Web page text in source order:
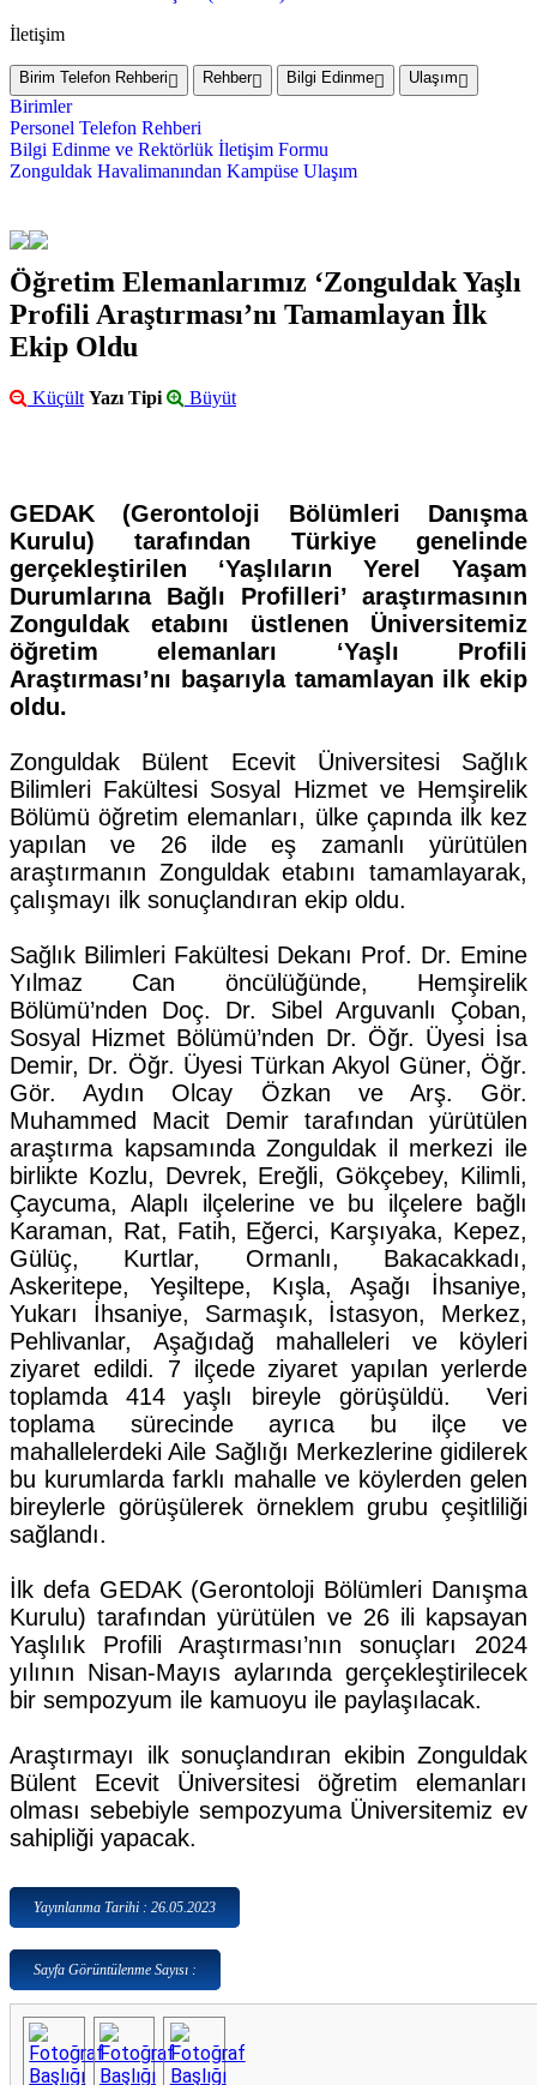
İletişim
Birim Telefon Rehberi Rehber Bilgi Edinme Ulaşım
Birimler
Personel Telefon Rehberi
Bilgi Edinme ve Rektörlük İletişim Formu
Zonguldak Havalimanından Kampüse Ulaşım
Öğretim Elemanlarımız ‘Zonguldak Yaşlı
Profili Araştırması’nı Tamamlayan İlk
Ekip Oldu
Küçült Yazı Tipi Büyüt
GEDAK (Gerontoloji Bölümleri Danışma
Kurulu) tarafından Türkiye genelinde
gerçekleştirilen ‘Yaşlıların Yerel Yaşam
Durumlarına Bağlı Profilleri’ araştırmasının
Zonguldak etabını üstlenen Üniversitemiz
öğretim elemanları ‘Yaşlı Profili
Araştırması’nı başarıyla tamamlayan ilk ekip
oldu.
Zonguldak Bülent Ecevit Üniversitesi Sağlık
Bilimleri Fakültesi Sosyal Hizmet ve Hemşirelik
Bölümü öğretim elemanları, ülke çapında ilk kez
yapılan ve 26 ilde eş zamanlı yürütülen
araştırmanın Zonguldak etabını tamamlayarak,
çalışmayı ilk sonuçlandıran ekip oldu.
Sağlık Bilimleri Fakültesi Dekanı Prof. Dr. Emine
Yılmaz Can öncülüğünde, Hemşirelik
Bölümü’nden Doç. Dr. Sibel Arguvanlı Çoban,
Sosyal Hizmet Bölümü’nden Dr. Öğr. Üyesi İsa
Demir, Dr. Öğr. Üyesi Türkan Akyol Güner, Öğr.
Gör. Aydın Olcay Özkan ve Arş. Gör.
Muhammed Macit Demir tarafından yürütülen
araştırma kapsamında Zonguldak il merkezi ile
birlikte Kozlu, Devrek, Ereğli, Gökçebey, Kilimli,
Çaycuma, Alaplı ilçelerine ve bu ilçelere bağlı
Karaman, Rat, Fatih, Eğerci, Karşıyaka, Kepez,
Gülüç, Kurtlar, Ormanlı, Bakacakkadı,
Askeritepe, Yeşiltepe, Kışla, Aşağı İhsaniye,
Yukarı İhsaniye, Sarmaşık, İstasyon, Merkez,
Pehlivanlar, Aşağıdağ mahalleleri ve köyleri
ziyaret edildi. 7 ilçede ziyaret yapılan yerlerde
toplamda 414 yaşlı bireyle görüşüldü. Veri
toplama sürecinde ayrıca bu ilçe ve
mahallelerdeki Aile Sağlığı Merkezlerine gidilerek
bu kurumlarda farklı mahalle ve köylerden gelen
bireylerle görüşülerek örneklem grubu çeşitliliği
sağlandı.
İlk defa GEDAK (Gerontoloji Bölümleri Danışma
Kurulu) tarafından yürütülen ve 26 ili kapsayan
Yaşlılık Profili Araştırması’nın sonuçları 2024
yılının Nisan-Mayıs aylarında gerçekleştirilecek
bir sempozyum ile kamuoyu ile paylaşılacak.
Araştırmayı ilk sonuçlandıran ekibin Zonguldak
Bülent Ecevit Üniversitesi öğretim elemanları
olması sebebiyle sempozyuma Üniversitemiz ev
sahipliği yapacak.
Yayınlanma Tarihi : 26.05.2023
Sayfa Görüntülenme Sayısı :